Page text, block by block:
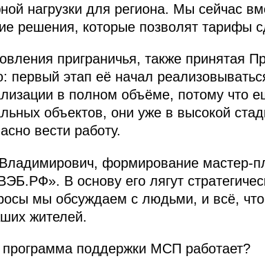
нагрузки для региона. Мы сейчас
решения, которые позволят тарифы
приграничья, также принятая
первый этап её начал
в полном объёме, потому что
объектов, они уже в высокой
вести работу.
формирование мастер-
В основу его лягут
мы обсуждаем с людьми, и всё, что
жителей.
поддержки МСП работает?